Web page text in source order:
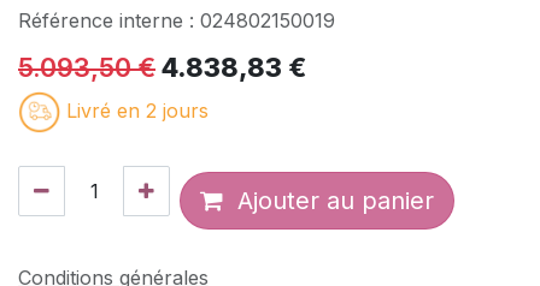
Référence interne : 024802150019
5.093,50€4.838,83 €
Livré en 2 jours
Ajouter au panier
Conditions générales